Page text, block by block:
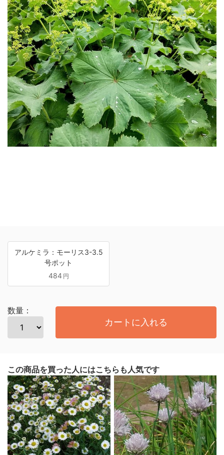
アルケミラ：モーリス3-3.5
号ポット
484 円
数量：
カートに入れる
この商品を買った人にはこちらも人気です